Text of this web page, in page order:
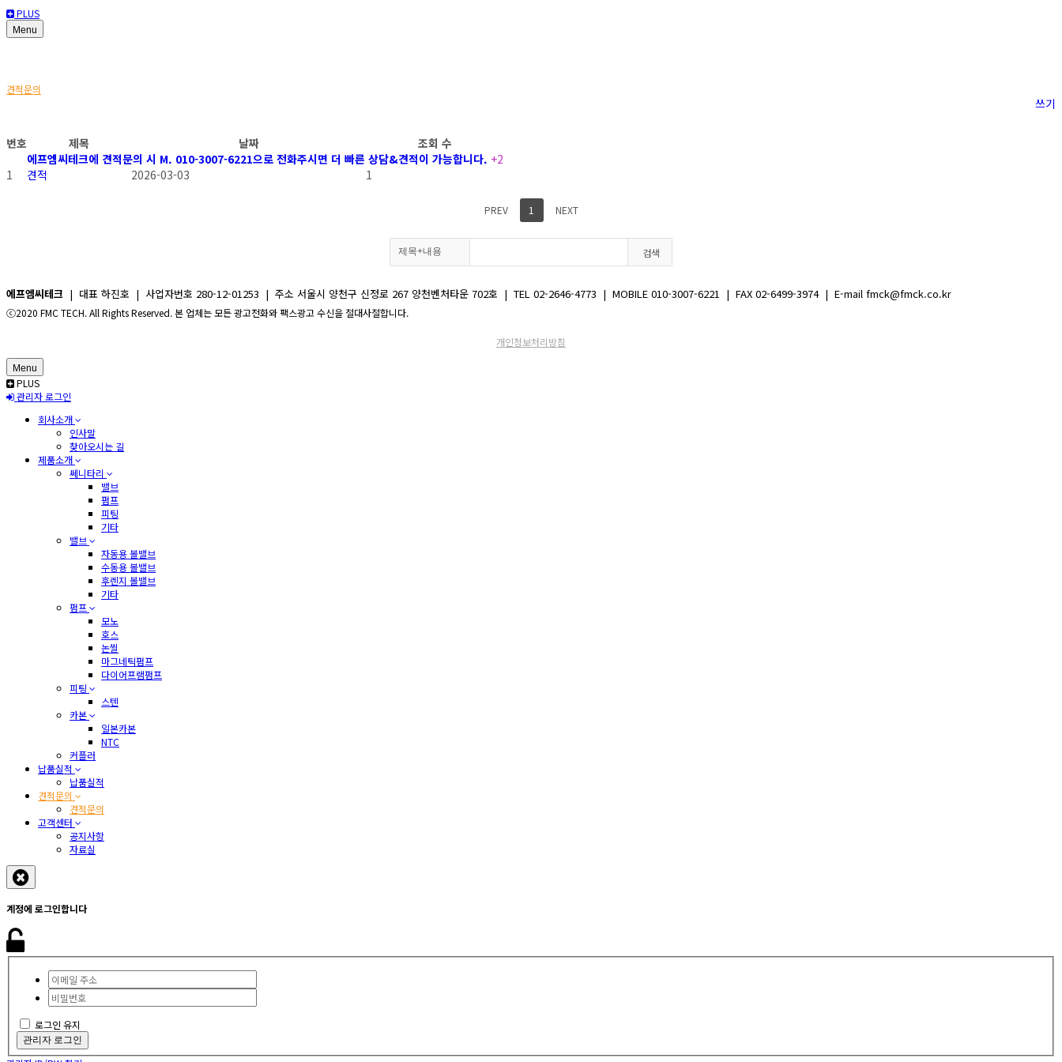
PLUS
Menu
견적문의
쓰기
번호 제목 날짜
조회 수
에프엠씨테크에 견적문의 시 M. 010-3007-6221으로 전화주시면 더 빠른 상담&견적이 가능합니다. +2
1
견적 2026-03-03 1
PREV 1 NEXT
검색
에프엠씨테크 | 대표 하진호 | 사업자번호 280-12-01253 | 주소 서울시 양천구 신정로 267 양천벤처타운 702호 | TEL 02-2646-4773 | MOBILE 010-3007-6221 | FAX 02-6499-3974 | E-mail fmck@fmck.co.kr
ⓒ2020 FMC TECH. All Rights Reserved. 본 업체는 모든 광고전화와 팩스광고 수신을 절대사절합니다.
개인정보처리방침
Menu
PLUS
관리자 로그인
회사소개
인사말
찾아오시는 길
제품소개
쎄니타리
밸브
펌프
피팅
기타
밸브
자동용 볼밸브
수동용 볼밸브
후렌지 볼밸브
기타
펌프
모노
호스
논씰
마그네틱펌프
다이어프램펌프
피팅
스텐
카본
일본카본
NTC
커플러
납품실적
납품실적
견적문의
견적문의
고객센터
공지사항
자료실
계정에 로그인합니다
로그인 유지
관리자 로그인